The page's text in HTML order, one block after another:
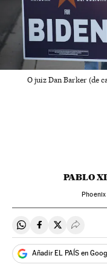
O juiz Dan Barker (de
PABLO
Compartir en
Compartir en
Compartir
Añadir EL PAÍS en